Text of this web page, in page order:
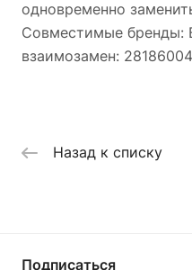
одновременно
Совместимые бренды:
взаимозамен:
Назад к списку
Подписаться